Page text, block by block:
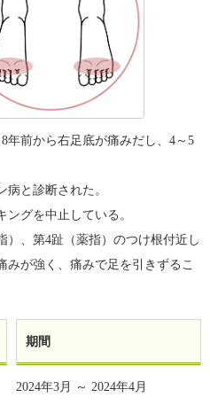
年前から右足底が痛みだし、4～5
と診断された。
グを中止している。
）、第4趾（薬指）のつけ根付近し
が強く、痛みで足を引きずるこ
期間
2024年3月 ～ 2024年4月